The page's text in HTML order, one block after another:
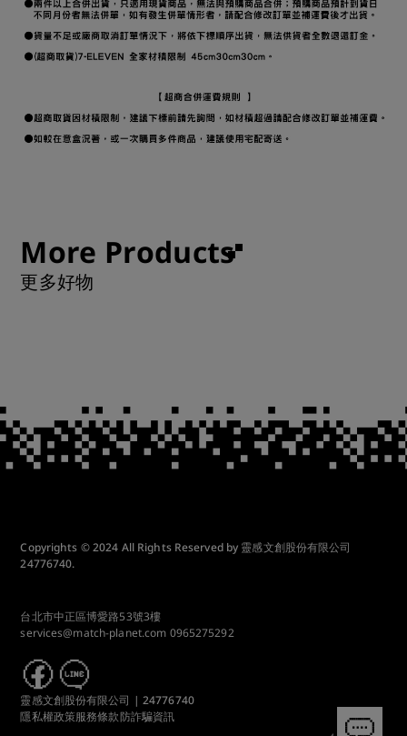
More Products
更多好物
Copyrights © 2024 All Rights Reserved by 靈感文創股份有限公司
24776740.
台北市中正區博愛路53號3樓
services@match-planet.com 0965275292
靈感文創股份有限公司 | 24776740
隱私權政策服務條款防詐騙資訊